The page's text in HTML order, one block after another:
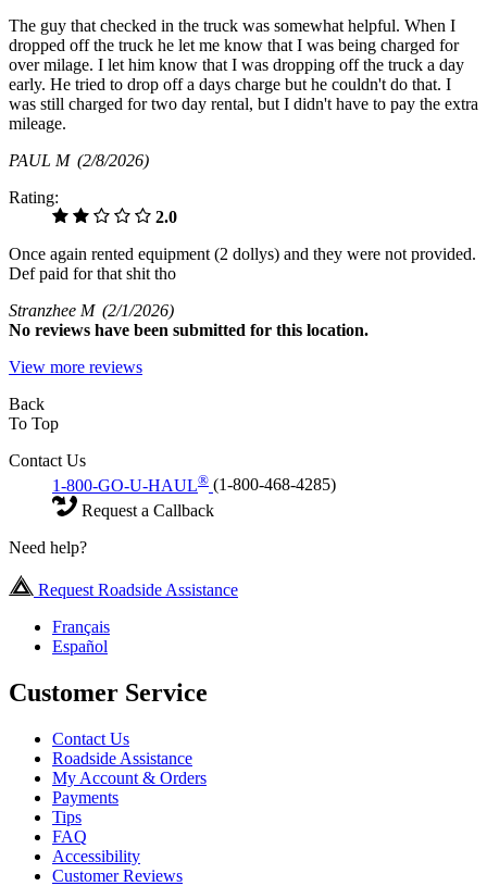
The guy that checked in the truck was somewhat helpful. When I
dropped off the truck he let me know that I was being charged for
over milage. I let him know that I was dropping off the truck a day
early. He tried to drop off a days charge but he couldn't do that. I
was still charged for two day rental, but I didn't have to pay the extra
mileage.
PAUL M (2/8/2026)
Rating:
2.0
Once again rented equipment (2 dollys) and they were not provided.
Def paid for that shit tho
Stranzhee M (2/1/2026)
No reviews have been submitted for this location.
View more reviews
Back
To Top
Contact Us
1-800-GO-U-HAUL® (1-800-468-4285)
Request a Callback
Need help?
Request Roadside Assistance
Français
Español
Customer Service
Contact Us
Roadside Assistance
My Account & Orders
Payments
Tips
FAQ
Accessibility
Customer Reviews